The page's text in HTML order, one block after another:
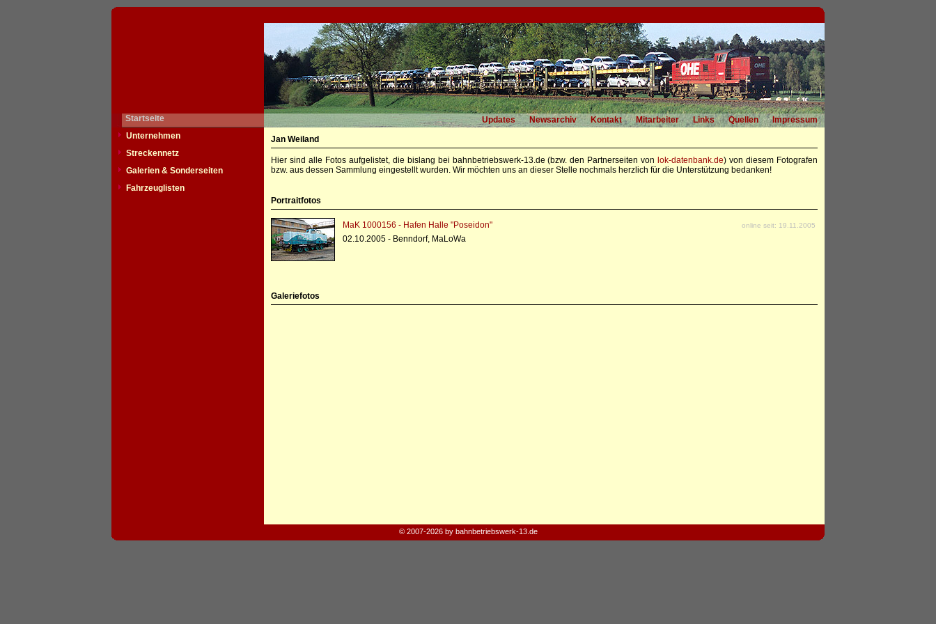
Startseite Updates Newsarchiv Kontakt Mitarbeiter Links Quellen
Impressum
Unternehmen
Streckennetz
Galerien & Sonderseiten
Fahrzeuglisten
Jan Weiland
Hier sind alle Fotos aufgelistet, die bislang bei bahnbetriebswerk-13.de (bzw. den Partnerseiten von lok-datenbank.de) von diesem Fotografen
bzw. aus dessen Sammlung eingestellt wurden. Wir möchten uns an dieser Stelle nochmals herzlich für die Unterstützung bedanken!
Portraitfotos
MaK 1000156 - Hafen Halle "Poseidon" online seit: 19.11.2005
02.10.2005 - Benndorf, MaLoWa
Galeriefotos
© 2007-2026 by bahnbetriebswerk-13.de